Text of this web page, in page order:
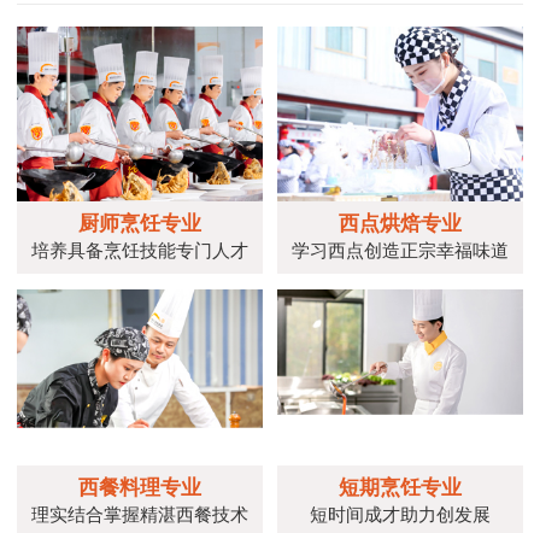
厨师烹饪专业
培养具备烹饪技能专门人才
西点烘焙专业
学习西点创造正宗幸福味道
西餐料理专业
理实结合掌握精湛西餐技术
短期烹饪专业
短时间成才助力创发展